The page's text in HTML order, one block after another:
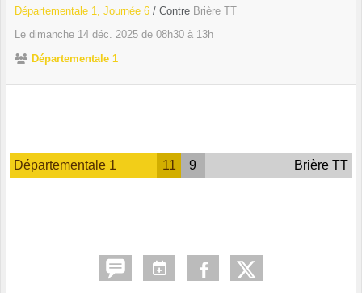
Départementale 1, Journée 6 / Contre Brière TT
Le dimanche 14 déc. 2025 de 08h30 à 13h
Départementale 1
Départementale 1 11 9 Brière TT